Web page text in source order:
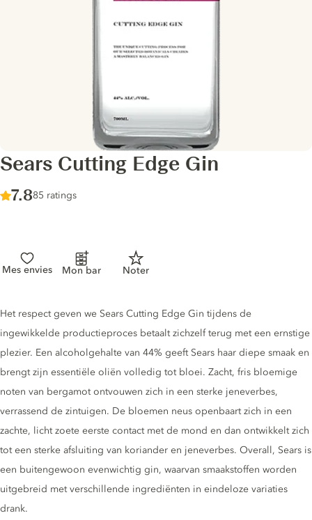
Sears Cutting Edge Gin
Score :
7.8/ 10
85 ratings
Mes envies Mon bar Noter
Gin description
Het respect geven we Sears Cutting Edge Gin tijdens de
ingewikkelde productieproces betaalt zichzelf terug met een ernstige
plezier. Een alcoholgehalte van 44% geeft Sears haar diepe smaak en
brengt zijn essentiële oliën volledig tot bloei. Zacht, fris bloemige
noten van bergamot ontvouwen zich in een sterke jeneverbes,
verrassend de zintuigen. De bloemen neus openbaart zich in een
zachte, licht zoete eerste contact met de mond en dan ontwikkelt zich
tot een sterke afsluiting van koriander en jeneverbes. Overall, Sears is
een buitengewoon evenwichtig gin, waarvan smaakstoffen worden
uitgebreid met verschillende ingrediënten in eindeloze variaties
drank.